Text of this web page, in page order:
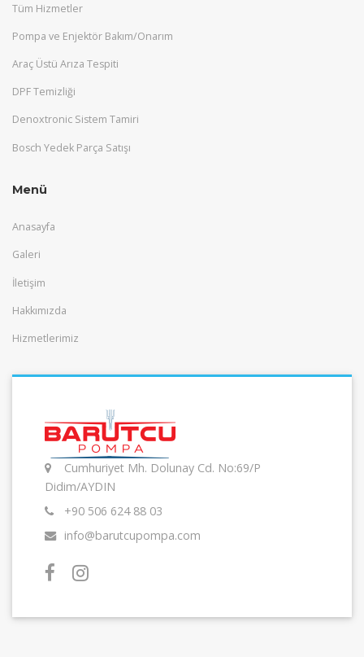
Tüm Hizmetler
Pompa ve Enjektör Bakım/Onarım
Araç Üstü Arıza Tespiti
DPF Temizliği
Denoxtronic Sistem Tamiri
Bosch Yedek Parça Satışı
Menü
Anasayfa
Galeri
İletişim
Hakkımızda
Hizmetlerimiz
Cumhuriyet Mh. Dolunay Cd. No:69/P
Didim/AYDIN
+90 506 624 88 03
info@barutcupompa.com